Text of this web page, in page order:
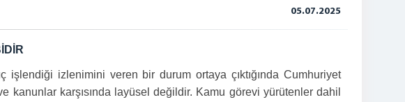
05.07.2025
işlendiği izlenimini veren bir durum ortaya çıktığında Cumhuriyet
kanunlar karşısında layüsel değildir. Kamu görevi yürütenler dahil